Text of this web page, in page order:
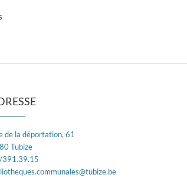
de la déportation, 61
Tubize